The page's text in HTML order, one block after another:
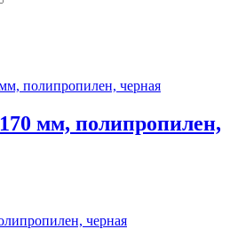
мм, полипропилен,
черная